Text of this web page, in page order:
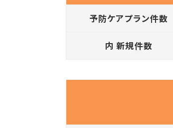
予防ケアプラン件数
内 新規件数